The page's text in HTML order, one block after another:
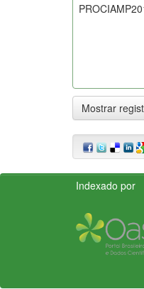
Mostrar
Indexado por